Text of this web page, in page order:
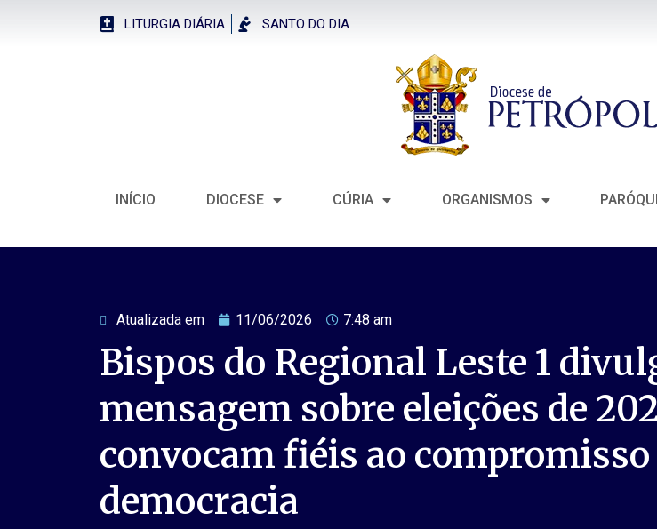
LITURGIA DIÁRIA SANTO DO DIA
INÍCIO DIOCESE CÚRIA ORGANISMOS
Atualizada em 11/06/2026 7:48 am
Bispos do Regional Leste 1
mensagem sobre eleições de
convocam fiéis ao compromisso
democracia